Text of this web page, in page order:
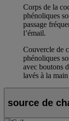
Corps de la
phénoliques
passage
l’émail.
Couvercle de
phénoliques
avec boutons
lavés à la
source de